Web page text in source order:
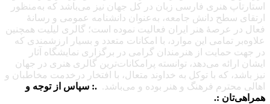
استارتاپ هنری فارسی زبان در کل جهان نیز می‌باشد که به‌منظور
ارتقای سطح دانش جامعه، به‌عنوان دانشنامه عمومی و رسانهٔ
فعال در عرصهٔ هنر ایران فعالیت نموده است؛ گالری لیلیت همچنین
علاوه‌بر تمامی این موارد، با امکانات متعدد و بسیار ارزشمندی که
در جهت حمایت از هنرمندان گرامی در برگزاری نمایشگاه آثار
ایشان ارائه می‌دهد، توانسته پرامکانات‌ترین گالری هنری در جهان
نیز باشد، که با توکل به خداوند متعال، با افتخار درخدمت مخاطبان و
اهالی محترم فرهنگ و هنر بوده و می‌باشد. .: سپاس از توجه و
همراهی‌تان :.